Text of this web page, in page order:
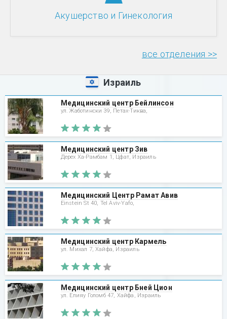
Акушерство и Гинекология
все отделения >>
Израиль
Медицинский центр Бейлинсон
ул. Жаботински 39, Петах-Тиква,
Медицинский центр Зив
Дерех Ха-Рамбам 1, Цфат, Израиль
Медицинский Центр Рамат Авив
Einstein St 40, Tel Aviv-Yafo,
Медицинский центр Кармель
ул. Михал 7, Хайфа, Израиль
Медицинский центр Бней Цион
ул. Елияу Голомб 47, Хайфа, Израиль